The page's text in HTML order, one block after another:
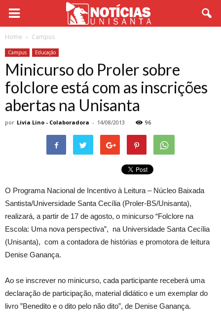
Home Campus
Campus Educação
Minicurso do Proler sobre
folclore está com as inscrições
abertas na Unisanta
por Livia Lino - Colaboradora - 14/08/2013 96
O Programa Nacional de Incentivo à Leitura – Núcleo Baixada
Santista/Universidade Santa Cecília (Proler-BS/Unisanta),
realizará, a partir de 17 de agosto, o minicurso “Folclore na
Escola: Uma nova perspectiva”, na Universidade Santa Cecília
(Unisanta), com a contadora de histórias e promotora de leitura
Denise Ganança.
Ao se inscrever no minicurso, cada participante receberá uma
declaração de participação, material didático e um exemplar do
livro ”Benedito e o dito pelo não dito”, de Denise Ganança.